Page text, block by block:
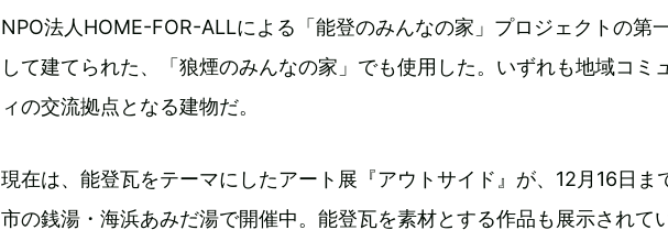
NPO法人HOME-FOR-ALLによる「能登のみんなの家」プロジェクトの第
して建てられた、「狼煙のみんなの家」でも使用した。いずれも地域コミ
ィの交流拠点となる建物だ。
現在は、能登瓦をテーマにしたアート展『アウトサイド』が、12月16日ま
市の銭湯・海浜あみだ湯で開催中。能登瓦を素材とする作品も展示されて